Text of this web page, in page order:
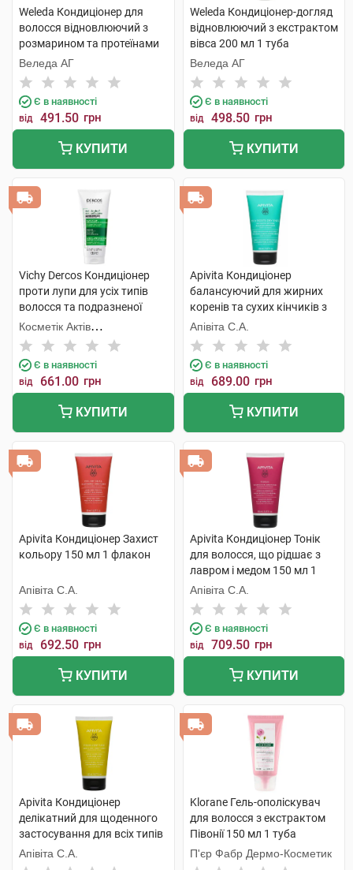
Weleda Кондиціонер для
волосся відновлюючий з
розмарином та протеїнами
150 мл 1 туба
Веледа АГ
Є в наявності
від 491.50 грн
КУПИТИ
Weleda Кондиціонер-догляд
відновлюючий з екстрактом
вівса 200 мл 1 туба
Веледа АГ
Є в наявності
від 498.50 грн
КУПИТИ
Vichy Dercos Кондиціонер
проти лупи для усіх типів
волосся та подразненої
шкіри 200 мл 1 флакон
Косметік Актів
Інтернаціональ
Є в наявності
від 661.00 грн
КУПИТИ
Apivita Кондиціонер
балансуючий для жирних
коренів та сухих кінчиків з
кропивою та прополісом 150
мл 1 туба
Апівіта С.А.
Є в наявності
від 689.00 грн
КУПИТИ
Apivita Кондиціонер Захист
кольору 150 мл 1 флакон
Апівіта С.А.
Є в наявності
від 692.50 грн
КУПИТИ
Apivita Кондиціонер Тонік
для волосся, що рідшає з
лавром і медом 150 мл 1
туба
Апівіта С.А.
Є в наявності
від 709.50 грн
КУПИТИ
Apivita Кондиціонер
делікатний для щоденного
застосування для всіх типів
волосся з ромашкою та
медом 150 мл 1 туба
Апівіта С.А.
Klorane Гель-ополіскувач
для волосся з екстрактом
Півонії 150 мл 1 туба
П'єр Фабр Дермо-Косметик